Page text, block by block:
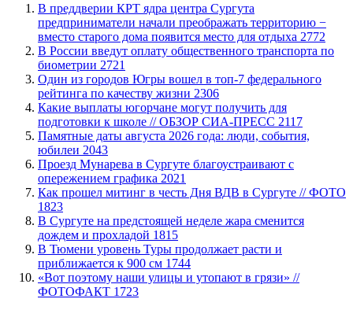
​В преддверии КРТ ядра центра Сургута
предприниматели начали преображать территорию −
вместо старого дома появится место для отдыха 2772
В России введут оплату общественного транспорта по
биометрии 2721
Один из городов Югры вошел в топ-7 федерального
рейтинга по качеству жизни 2306
Какие выплаты югорчане могут получить для
подготовки к школе // ОБЗОР СИА-ПРЕСС 2117
​Памятные даты августа 2026 года: люди, события,
юбилеи 2043
​Проезд Мунарева в Сургуте благоустраивают с
опережением графика 2021
Как прошел митинг в честь Дня ВДВ в Сургуте // ФОТО
1823
В Сургуте на предстоящей неделе жара сменится
дождем и прохладой 1815
В Тюмени уровень Туры продолжает расти и
приближается к 900 см 1744
«Вот поэтому наши улицы и утопают в грязи» //
ФОТОФАКТ 1723